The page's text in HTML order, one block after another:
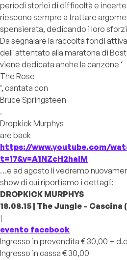
periodi storici di difficoltà e
riescono sempre a trattare
spensierata, dedicando i loro
Da segnalare la raccolta fondi
dell'attentato alla maratona di
viene dedicata anche la canzone ‘
The Rose
’, cantata con
Bruce Springsteen
.
Dropkick Murphys
are back
https://www.youtube.com/
t=17&v=A1NZcH2haIM
…e ad agosto li vedremo
show di cui riportiamo i dettagli:
DROPKICK MURPHYS
18.08.15 | The Jungle – Cascina
|
evento facebook
Ingresso in prevendita € 30,00 +
Ingresso in cassa € 30,00